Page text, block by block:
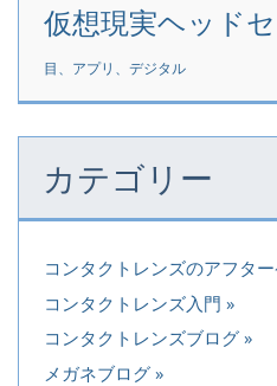
仮想現実ヘッド
目、アプリ、デジタル
カテゴリー
コンタクトレンズのアフタ
コンタクトレンズ入門
コンタクトレンズブログ
メガネブログ